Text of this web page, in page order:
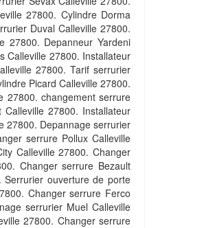
27800. Cylindre Dorma
Duval Calleville 27800.
27800. Depanneur Yardeni
Calleville 27800. Installateur
27800. Tarif serrurier
Picard Calleville 27800.
27800. changement serrure
27800. Installateur
27800. Depannage serrurier
serrure Pollux Calleville
Calleville 27800. Changer
Changer serrure Bezault
Serrurier ouverture de porte
Changer serrure Ferco
serrurier Muel Calleville
27800. Changer serrure